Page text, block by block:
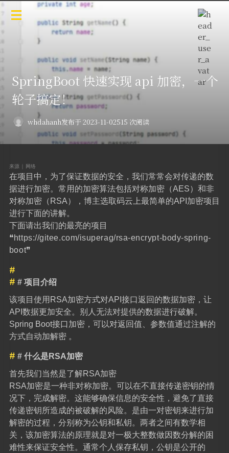
SpringBoot 快速实现 api 加密，一个
轮子搞定！
whdahanh发布于 2023-11-02515 次阅读
来源｜网络
在项目中，为了保证数据的安全，我们常常会对传递的数
据进行加密。常用的加密算法包括对称加密（AES）和非
对称加密（RSA），博主选取码云上最简单的API加密项目
进行下面的讲解。
下面请出我们的最亮的项目
❝https://gitee.com/isuperag/rsa-encrypt-body-spring-
boot❞
# 项目介绍
该项目使用RSA加密方式对API接口返回的数据加密，让
API数据更加安全。别人无法对提供的数据进行破解。
Spring Boot接口加密，可以对返回值、参数值通过注解的
方式自动加解密 。
# 什么是RSA加密
首先我们当然是了解RSA加密
RSA加密是一种非对称加密。可以在不直接传递密钥的情
况下，完成解密。这能够确保信息的安全性，避免了直接
传递密钥所造成的被破解的风险。是由一对密钥来进行加
解密的过程，分别称为公钥和私钥。两者之间有数学相
关，该加密算法的原理就是对一极大整数做因数分解的困
难性来保证安全性。通常个人保存私钥，公钥是公开的